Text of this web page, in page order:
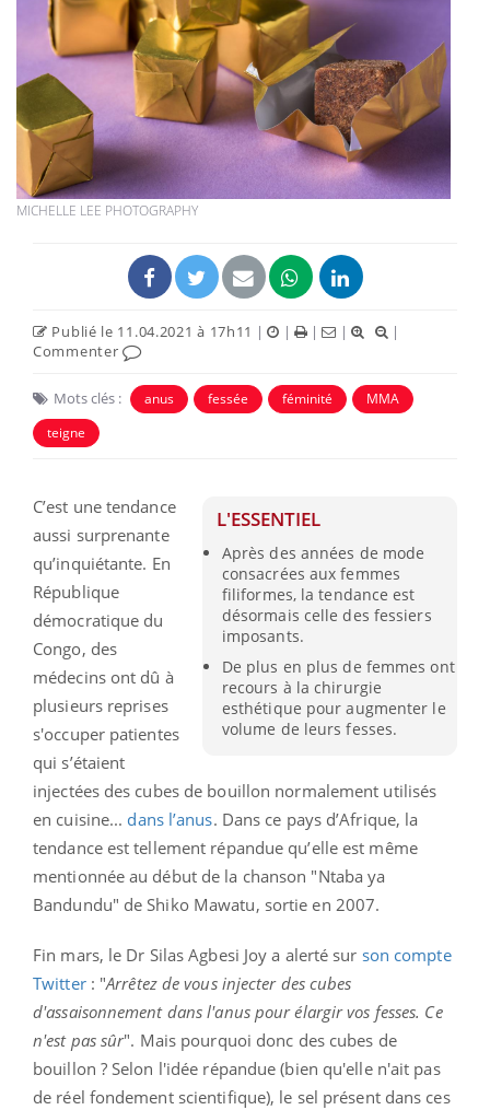
MICHELLE LEE PHOTOGRAPHY
Publié le 11.04.2021 à 17h11 | | | |
|
Commenter
Mots clés : anus fessée féminité
MMA
teigne
L'ESSENTIEL
Après des années de mode
consacrées aux femmes
filiformes, la tendance est
désormais celle des fessiers
imposants.
De plus en plus de femmes ont
recours à la chirurgie
esthétique pour augmenter le
volume de leurs fesses.
C’est une tendance
aussi surprenante
qu’inquiétante. En
République
démocratique du
Congo, des
médecins ont dû à
plusieurs reprises
s'occuper patientes
qui s’étaient
injectées des cubes de bouillon normalement utilisés
en cuisine... dans l’anus. Dans ce pays d’Afrique, la
tendance est tellement répandue qu’elle est même
mentionnée au début de la chanson "Ntaba ya
Bandundu" de Shiko Mawatu, sortie en 2007.
Fin mars, le Dr Silas Agbesi Joy a alerté sur son compte
Twitter: "Arrêtez de vous injecter des cubes
d'assaisonnement dans l'anus pour élargir vos fesses. Ce
n'est pas sûr". Mais pourquoi donc des cubes de
bouillon ? Selon l'idée répandue (bien qu'elle n'ait pas
de réel fondement scientifique), le sel présent dans ces